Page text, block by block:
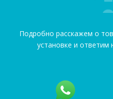
Подробно расскажем о
установке и